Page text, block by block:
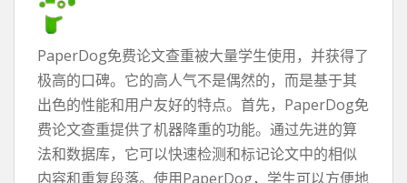
PaperDog免费论文查重被大量学生使用，并获得了
极高的口碑。它的高人气不是偶然的，而是基于其
出色的性能和用户友好的特点。首先，PaperDog免
费论文查重提供了机器降重的功能。通过先进的算
法和数据库，它可以快速检测和标记论文中的相似
内容和重复段落。使用PaperDog，学生可以方便地